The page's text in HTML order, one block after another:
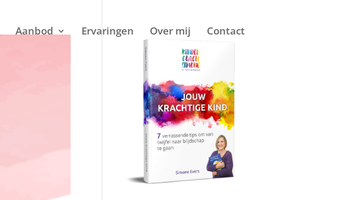
Aanbod Ervaringen Over mij Contact